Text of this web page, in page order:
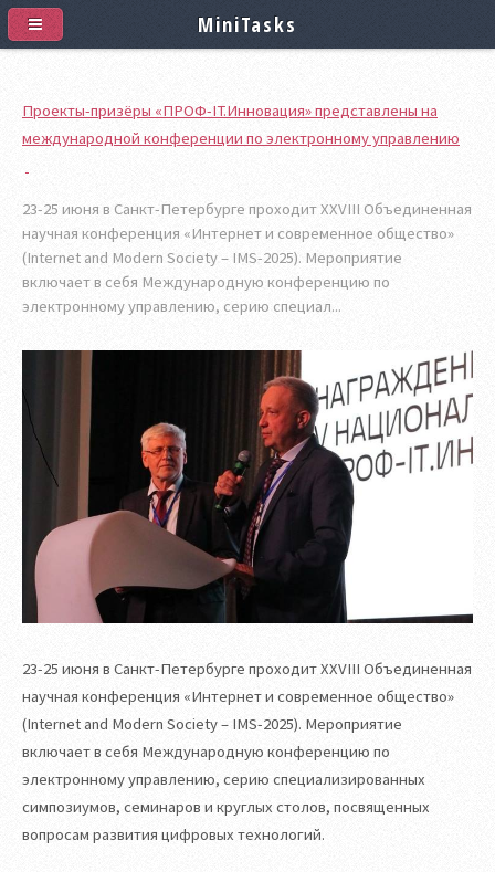
Проекты-призёры «ПРОФ-IT.Инновация» представлены на
международной конференции по электронному управлению
23-25 июня в Санкт-Петербурге проходит XXVIII Объединенная
научная конференция «Интернет и современное общество»
(Internet and Modern Society – IMS-2025). Мероприятие
включает в себя Международную конференцию по
электронному управлению, серию специал...
23-25 июня в Санкт-Петербурге проходит XXVIII Объединенная
научная конференция «Интернет и современное общество»
(Internet and Modern Society – IMS-2025). Мероприятие
включает в себя Международную конференцию по
электронному управлению, серию специализированных
симпозиумов, семинаров и круглых столов, посвященных
вопросам развития цифровых технологий.
MiniTasks